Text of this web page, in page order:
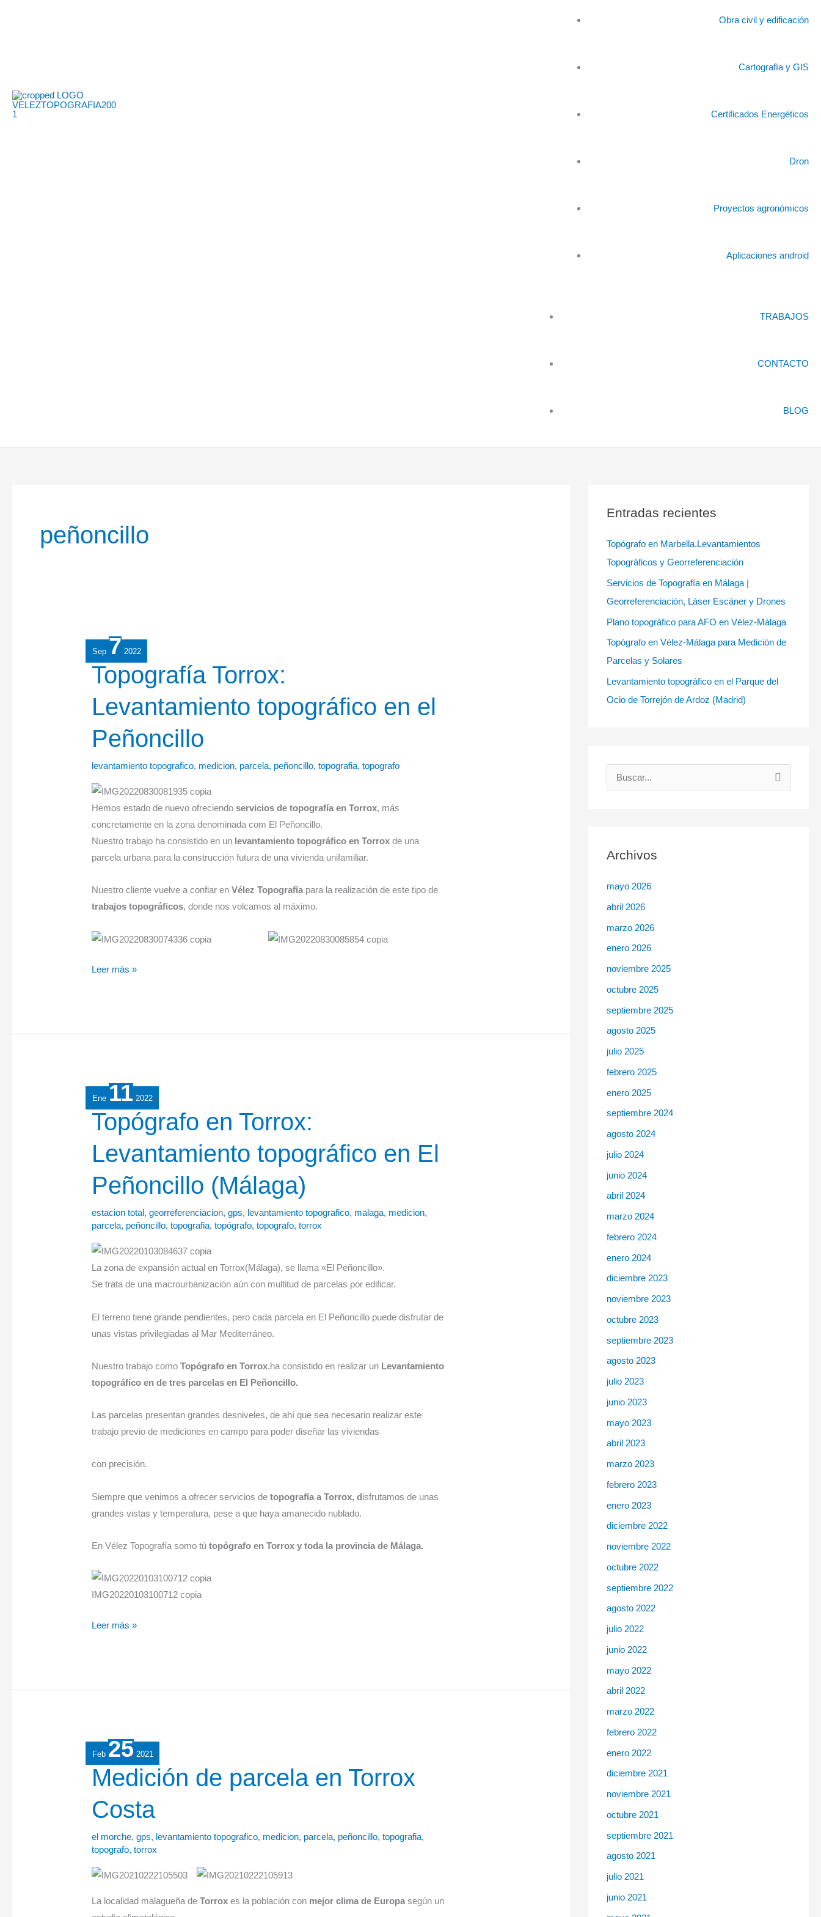
Obra civil y edificación
Cartografía y GIS
Certificados Energéticos
Dron
Proyectos agronómicos
Aplicaciones android
TRABAJOS
CONTACTO
BLOG
peñoncillo
Sep 7 2022
Topografía Torrox:
Levantamiento topográfico en el
Peñoncillo
levantamiento topografico, medicion, parcela, peñoncillo,topografia,topografo
Hemos estado de nuevo ofreciendoservicios de topografía en Torrox, más
concretamente en la zona denominada com El Peñoncillo.
Nuestro trabajo ha consistido en un levantamiento topográfico en Torroxde una
parcela urbana para la construcción futura de una vivienda unifamiliar.
Nuestro cliente vuelve a confiar enVélez Topografía para la realización de este tipo de
trabajos topográficos, donde nos volcamos al máximo.
Topografía
Torrox:
Levantamiento
topográfico
en
el
Peñoncillo
Leer más »
Ene 11 2022
Topógrafo en Torrox:
Levantamiento topográfico en El
Peñoncillo (Málaga)
estacion total,georreferenciacion,gps, levantamiento topografico, malaga, medicion,
parcela, peñoncillo,topografia,topógrafo,topografo,torrox
La zona de expansión actual en Torrox(Málaga), se llama «El Peñoncillo».
Se trata de una macrourbanización aún con multitud de parcelas por edificar.
El terreno tiene grande pendientes, pero cada parcela en El Peñoncillo puede disfrutar de
unas vistas privilegiadas al Mar Mediterráneo.
Nuestro trabajo comoTopógrafo en Torrox,ha consistido en realizar un Levantamiento
topográfico en de tres parcelas en El Peñoncillo.
Las parcelas presentan grandes desniveles, de ahí que sea necesario realizar este
trabajo previo de mediciones en campo para poder diseñar las viviendas
con precisión.
Siempre que venimos a ofrecer servicios detopografía a Torrox, disfrutamos de unas
grandes vistas y temperatura, pese a que haya amanecido nublado.
En Vélez Topografía somo tú topógrafo en Torrox y toda la provincia de Málaga.
IMG20220103100712 copia
Topógrafo
en
Torrox:
Levantamiento
topográfico
en
El
Peñoncillo
(Málaga)
Leer más »
Feb 25 2021
Medición de parcela en Torrox
Costa
el morche,gps, levantamiento topografico, medicion, parcela, peñoncillo,topografia,
topografo,torrox
La localidad malagueña deTorrox es la población con mejor clima de Europa según un
Medición
de
parcela
en
Torrox
Costa
Entradas recientes
Topógrafo en Marbella.Levantamientos
Topográficos y Georreferenciación
Servicios de Topografía en Málaga |
Georreferenciación, Láser Escáner y Drones
Plano topográfico para AFO en Vélez-Málaga
Topógrafo en Vélez-Málaga para Medición de
Parcelas y Solares
Levantamiento topográfico en el Parque del
Ocio de Torrejón de Ardoz (Madrid)
a
p
o
r
:
Archivos
mayo 2026
abril 2026
marzo 2026
enero 2026
noviembre 2025
octubre 2025
septiembre 2025
agosto 2025
julio 2025
febrero 2025
enero 2025
septiembre 2024
agosto 2024
julio 2024
junio 2024
abril 2024
marzo 2024
febrero 2024
enero 2024
diciembre 2023
noviembre 2023
octubre 2023
septiembre 2023
agosto 2023
julio 2023
junio 2023
mayo 2023
abril 2023
marzo 2023
febrero 2023
enero 2023
diciembre 2022
noviembre 2022
octubre 2022
septiembre 2022
agosto 2022
julio 2022
junio 2022
mayo 2022
abril 2022
marzo 2022
febrero 2022
enero 2022
diciembre 2021
noviembre 2021
octubre 2021
septiembre 2021
agosto 2021
julio 2021
junio 2021